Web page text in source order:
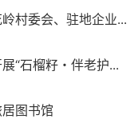
村委会、驻地企业...
“石榴籽・伴老护...
图书馆